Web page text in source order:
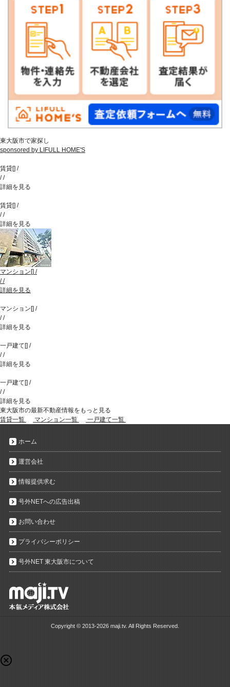
東大阪市で家探し
sponsored by LIFULL HOME'S
賃貸[] /
//
詳細を見る
賃貸[] /
//
詳細を見る
マンション [] /
//
詳細を見る
マンション [] /
//
詳細を見る
一戸建て [] /
//
詳細を見る
一戸建て [] /
//
詳細を見る
東大阪市の最新不動産情報をもっと見る
賃貸一覧
マンション一覧 一戸建て一覧
ホーム
運営会社
情報提供求む
号外NETへの広告出稿
お問い合わせ
プライバシーポリシー
号外NET 東大阪市について
Copyright © 2013-2026 maji.tv. All Rights Reserved.